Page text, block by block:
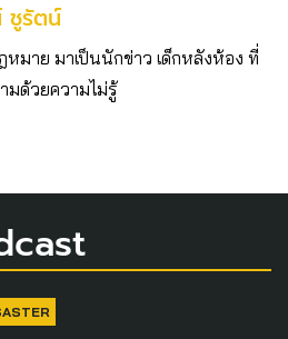
รัตน์
หมาย มาเป็นนักข่าว เด็กหลังห้อง ที่
มด้วยความไม่รู้